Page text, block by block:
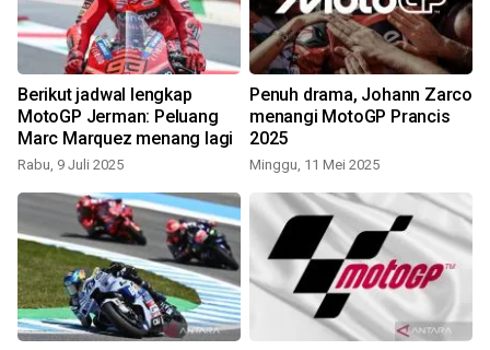
Berikut jadwal lengkap
MotoGP Jerman: Peluang
Marc Marquez menang lagi
Rabu, 9 Juli 2025
Penuh drama, Johann Zarco
menangi MotoGP Prancis
2025
Minggu, 11 Mei 2025